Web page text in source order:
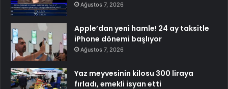
Ağustos 7, 2026
Apple’dan yeni hamle! 24 ay taksitle
iPhone dönemi başlıyor
Ağustos 7, 2026
Yaz meyvesinin kilosu 300 liraya
fırladı, emekli isyan etti